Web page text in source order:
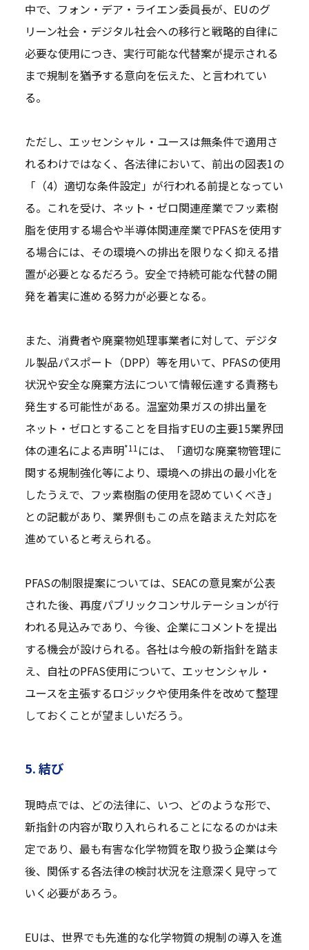
中で、フォン・デア・ライエン委員長が、EUのグ
リーン社会・デジタル社会への移行と戦略的自律に
必要な使用につき、実行可能な代替案が提示される
まで規制を猶予する意向を伝えた、と言われてい
る。
ただし、エッセンシャル・ユースは無条件で適用さ
れるわけではなく、各法律において、前出の図表1の
「（4）適切な条件設定」が行われる前提となってい
る。これを受け、ネット・ゼロ関連産業でフッ素樹
脂を使用する場合や半導体関連産業でPFASを使用す
る場合には、その環境への排出を限りなく抑える措
置が必要となるだろう。安全で持続可能な代替の開
発を着実に進める努力が必要となる。
また、消費者や廃棄物処理事業者に対して、デジタ
ル製品パスポート（DPP）等を用いて、PFASの使用
状況や安全な廃棄方法について情報伝達する責務も
発生する可能性がある。温室効果ガスの排出量を
ネット・ゼロとすることを目指すEUの主要15業界団
体の連名による声明*11 には、「適切な廃棄物管理に
関する規制強化等により、環境への排出の最小化を
したうえで、フッ素樹脂の使用を認めていくべき」
との記載があり、業界側もこの点を踏まえた対応を
進めていると考えられる。
PFASの制限提案については、SEACの意見案が公表
された後、再度パブリックコンサルテーションが行
われる見込みであり、今後、企業にコメントを提出
する機会が設けられる。各社は今般の新指針を踏ま
え、自社のPFAS使用について、エッセンシャル・
ユースを主張するロジックや使用条件を改めて整理
しておくことが望ましいだろう。
5. 結び
現時点では、どの法律に、いつ、どのような形で、
新指針の内容が取り入れられることになるのかは未
定であり、最も有害な化学物質を取り扱う企業は今
後、関係する各法律の検討状況を注意深く見守って
いく必要があろう。
EUは、世界でも先進的な化学物質の規制の導入を進